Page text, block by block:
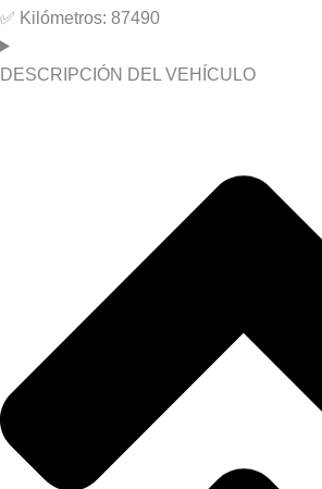
✅ Kilómetros: 87490
DESCRIPCIÓN DEL VEHÍCULO